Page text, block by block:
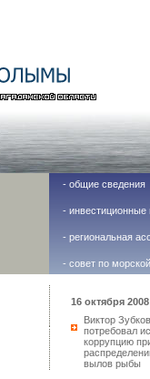
- общие сведения
- инвестиционные
- региональная
- совет по
16 октября
Виктор Зубков
потребовал
коррупцию
вылов рыбы